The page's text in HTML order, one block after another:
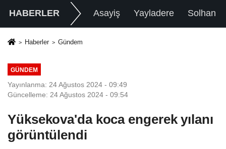
HABERLER Asayiş Yayladere Solhan
Haberler Gündem
GÜNDEM
Yayınlanma: 24 Ağustos 2024 - 09:49
Güncelleme: 24 Ağustos 2024 - 09:54
Yüksekova'da koca engerek yılanı
görüntülendi